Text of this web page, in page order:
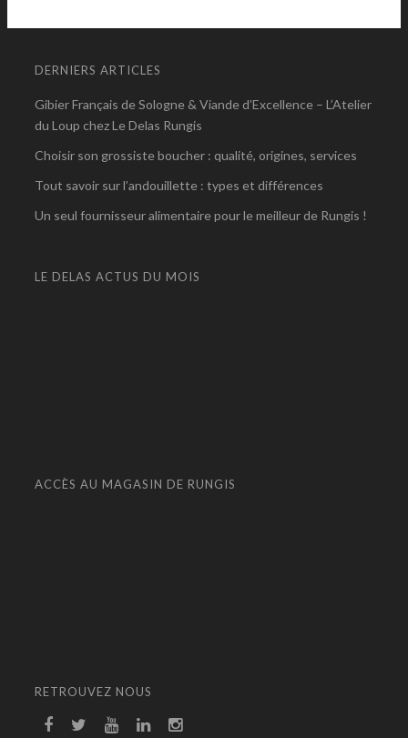
DERNIERS ARTICLES
Gibier Français de Sologne & Viande d’Excellence – L’Atelier
du Loup chez Le Delas Rungis
Choisir son grossiste boucher : qualité, origines, services
Tout savoir sur l’andouillette : types et différences
Un seul fournisseur alimentaire pour le meilleur de Rungis !
LE DELAS ACTUS DU MOIS
ACCÈS AU MAGASIN DE RUNGIS
RETROUVEZ NOUS